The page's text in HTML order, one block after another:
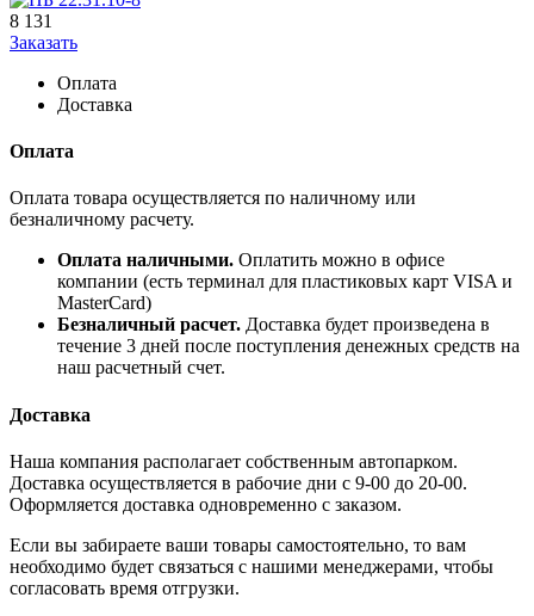
8 131
Заказать
Оплата
Доставка
Оплата
Оплата товара осуществляется по наличному или
безналичному расчету.
Оплата наличными. Оплатить можно в офисе
компании (есть терминал для пластиковых карт VISA и
MasterCard)
Безналичный расчет. Доставка будет произведена в
течение 3 дней после поступления денежных средств на
наш расчетный счет.
Доставка
Наша компания располагает собственным автопарком.
Доставка осуществляется в рабочие дни с 9-00 до 20-00.
Оформляется доставка одновременно с заказом.
Если вы забираете ваши товары самостоятельно, то вам
необходимо будет связаться с нашими менеджерами, чтобы
согласовать время отгрузки.